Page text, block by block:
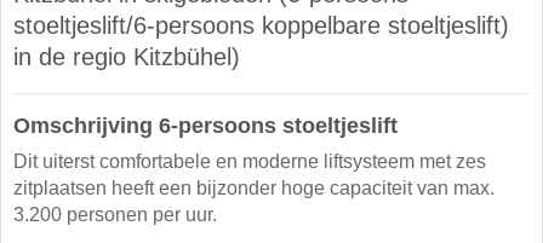
stoeltjeslift/6-persoons koppelbare stoeltjeslift)
in de regio Kitzbühel)
Omschrijving 6-persoons stoeltjeslift
Dit uiterst comfortabele en moderne liftsysteem met zes
zitplaatsen heeft een bijzonder hoge capaciteit van max.
3.200 personen per uur.